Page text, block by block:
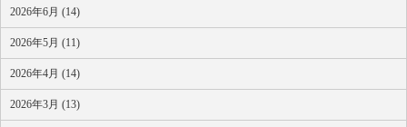
2026年6月 (14)
2026年5月 (11)
2026年4月 (14)
2026年3月 (13)